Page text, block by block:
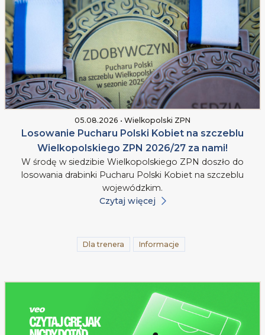
05.08.2026 • Wielkopolski ZPN
Losowanie Pucharu Polski Kobiet na szczeblu
Wielkopolskiego ZPN 2026/27 za nami!
W środę w siedzibie Wielkopolskiego ZPN doszło do
losowania drabinki Pucharu Polski Kobiet na szczeblu
wojewódzkim.
Czytaj więcej
Dla trenera Informacje